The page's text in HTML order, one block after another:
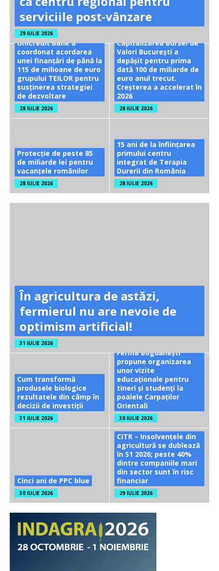
serviciile post-vânzare
29 IULIE 2026
UniCredit Bank a
coordonat acordarea
unei finanțări de până la
115 de milioane de euro
grupului TEILOR pentru
susținerea strategiei
de dezvoltare
28 IULIE 2026
Capitalizarea Bursei de
Valori București a
depășit pentru prima
dată 100 de miliarde de
euro anul trecut.
Creșterea a accelerat în
2026
28 IULIE 2026
Protecție de peste 85
de miliarde lei pentru
vacanțele românilor
28 IULIE 2026
15 ani de la înființarea
primului centru
integrat de Terapia
Durerii din România
28 IULIE 2026
În agricultura de astăzi,
fermierul nu are nevoie de
optimism artificial!
31 IULIE 2026
Cum transformă
produsele biologice
rezultatele din câmp în
decizii de investiții
31 IULIE 2026
Ferma Bogdănești
propune organizarea
unor vizite
educaționale pentru
tineri și studenți la
poalele Carpaților
Orientali
30 IULIE 2026
Cinci ani de PPC blue
30 IULIE 2026
CITR – Insolvențele din
agricultură se dublează
în S1 2026; peste 40%
dintre companiile mari
din sector sunt în risc
financiar
29 IULIE 2026